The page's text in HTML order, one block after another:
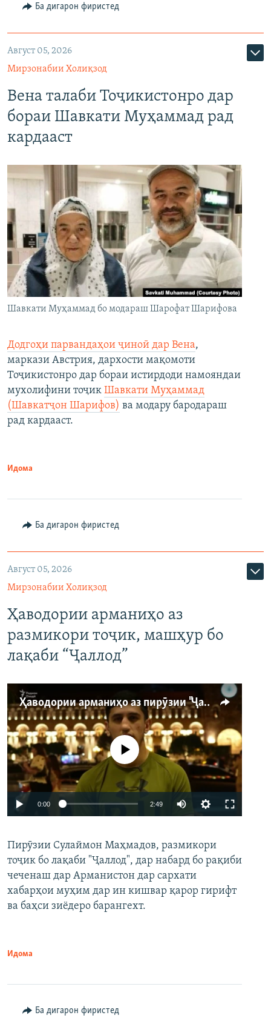
Ба дигарон фиристед
Август 05, 2026
Мирзонабии Холиқзод
Вена талаби Тоҷикистонро дар
бораи Шавкати Муҳаммад рад
кардааст
Шавкати Муҳаммад бо модараш Шарофат Шарифова
Додгоҳи парвандаҳои ҷиноӣ дар Вена,
маркази Австрия, дархости мақомоти
Тоҷикистонро дар бораи истирдоди намояндаи
мухолифини тоҷик Шавкати Муҳаммад
(Шавкатҷон Шарифов) ва модару бародараш
рад кардааст.
Идома
Ба дигарон фиристед
Август 05, 2026
Мирзонабии Холиқзод
Ҳаводории арманиҳо аз
размикори тоҷик, машҳур бо
лақаби “Ҷаллод”
Ҳаводории арманиҳо аз пирӯзии "Ҷаллод"-и тоҷик
Auto 240p 360p 480p
720p 1080p
Феълан кор намекунад
0:00 2:49
360p
480p
Пирӯзии Сулаймон Маҳмадов, размикори
тоҷик бо лақаби "Ҷаллод", дар набард бо рақиби
чеченаш дар Арманистон дар сархати
хабарҳои муҳим дар ин кишвар қарор гирифт
ва баҳси зиёдеро барангехт.
Идома
Ба дигарон фиристед